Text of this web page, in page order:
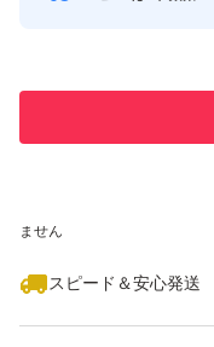
申し訳ありませんが
いけませんので、時
保存方法、賞味期限
商品到着後はヘタを
ません
スピード＆安心発送